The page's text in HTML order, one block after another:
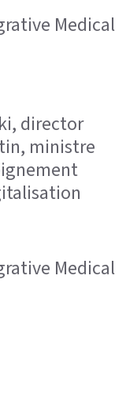
Medical
director
ministre
Medical